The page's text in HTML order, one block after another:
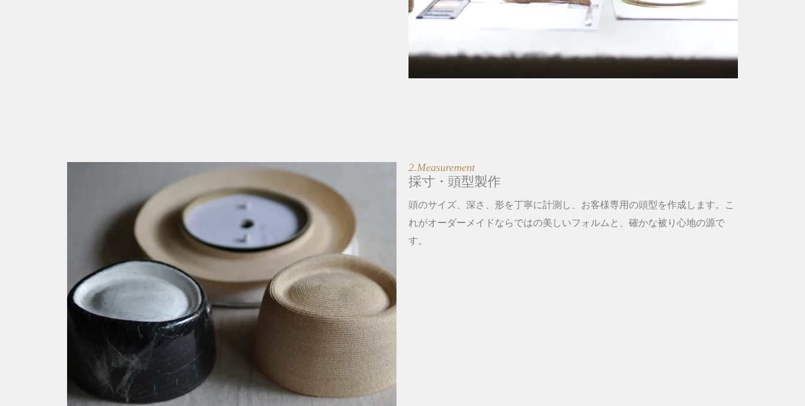
2.Measurement
採寸・頭型製作
頭のサイズ、深さ、形を丁寧に計測し、お客様専用の頭型を作成します。こ
れがオーダーメイドならではの美しいフォルムと、確かな被り心地の源で
す。